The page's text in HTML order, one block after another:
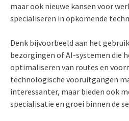
maar ook nieuwe kansen voor
specialiseren in opkomende
Denk bijvoorbeeld aan het
bezorgingen of AI-systemen die
optimaliseren van routes en
technologische vooruitgangen
interessanter, maar bieden ook
specialisatie en groei binnen de